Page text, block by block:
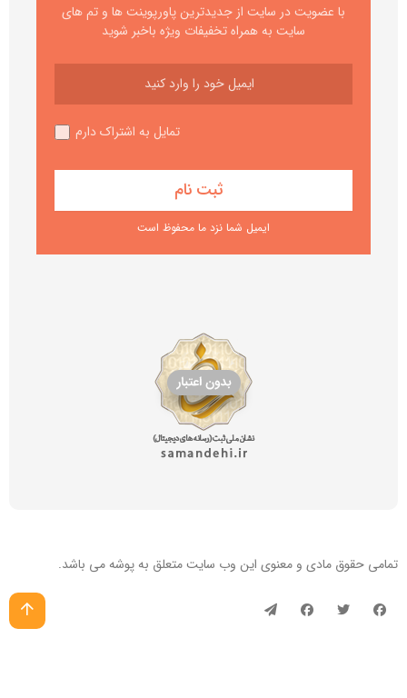
با عضویت در سایت از جدیدترین پاورپوینت ها و تم های
سایت به همراه تخفیفات ویژه باخبر شوید
تمایل به اشتراک دارم
ایمیل شما نزد ما محفوظ است
تمامی حقوق مادی و معنوی این وب سایتمتعلق به پوشه می باشد.